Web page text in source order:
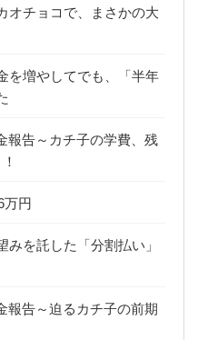
オチョコで、まさかの大
を増やしてでも、「半年
告～カチ子の学費、残
万円
みを託した「分割払い」
告～迫るカチ子の前期